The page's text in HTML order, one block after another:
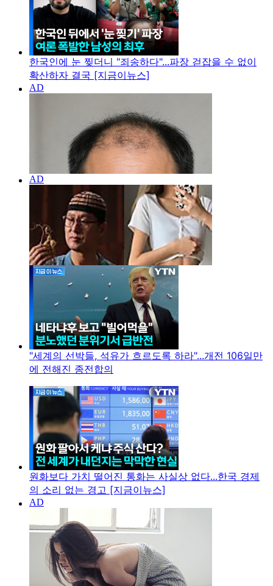
한국인에 눈 찢더니 "죄송하다"...파장 걷잡을 수 없이
확산하자 결국 [지금이뉴스]
"세계의 선박들, 석유가 흐르도록 하라"...개전 106일만
에 전해진 종전합의
원화보다 가치 떨어진 통화는 사실상 없다...한국 경제
의 소리 없는 경고 [지금이뉴스]